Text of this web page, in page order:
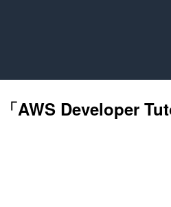
AWS Developer